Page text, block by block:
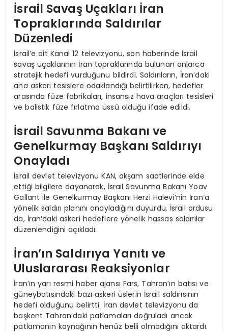
İsrail Savaş Uçakları İran
Topraklarında Saldırılar
Düzenledi
İsrail’e ait Kanal 12 televizyonu, son haberinde İsrail
savaş uçaklarının İran topraklarında bulunan onlarca
stratejik hedefi vurduğunu bildirdi. Saldırıların, İran’daki
ana askeri tesislere odaklandığı belirtilirken, hedefler
arasında füze fabrikaları, insansız hava araçları tesisleri
ve balistik füze fırlatma üssü olduğu ifade edildi.
İsrail Savunma Bakanı ve
Genelkurmay Başkanı Saldırıyı
Onayladı
İsrail devlet televizyonu KAN, akşam saatlerinde elde
ettiği bilgilere dayanarak, İsrail Savunma Bakanı Yoav
Gallant ile Genelkurmay Başkanı Herzi Halevi’nin İran’a
yönelik saldırı planını onayladığını duyurdu. İsrail ordusu
da, İran’daki askeri hedeflere yönelik hassas saldırılar
düzenlendiğini açıkladı.
İran’ın Saldırıya Yanıtı ve
Uluslararası Reaksiyonlar
İran’ın yarı resmi haber ajansı Fars, Tahran’ın batısı ve
güneybatısındaki bazı askeri üslerin İsrail saldırısının
hedefi olduğunu belirtti. İran devlet televizyonu da
başkent Tahran’daki patlamaları doğruladı ancak
patlamanın kaynağının henüz belli olmadığını aktardı.